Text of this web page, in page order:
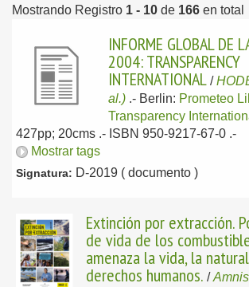
Mostrando Registro 1 - 10 de 166 en total
INFORME GLOBAL DE
2004: TRANSPARENCY
INTERNATIONAL /
al.) .- Berlin: Prometeo
Transparency
427pp; 20cms .- ISBN 950-9217-67-0 .-
Mostrar tags
Signatura: D-2019 ( documento )
Extinción por extracción.
de vida de los
amenaza la vida, la
derechos humanos. /